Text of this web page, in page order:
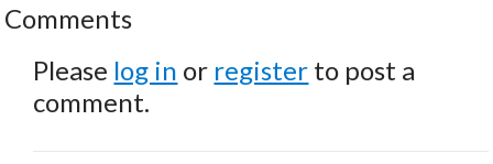
Comments
Please log in or register to post a
comment.